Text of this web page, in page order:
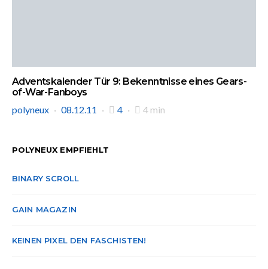
Adventskalender Tür 9: Bekenntnisse eines Gears-
of-War-Fanboys
polyneux
08.12.11 4 4 min
POLYNEUX EMPFIEHLT
BINARY SCROLL
GAIN MAGAZIN
KEINEN PIXEL DEN FASCHISTEN!